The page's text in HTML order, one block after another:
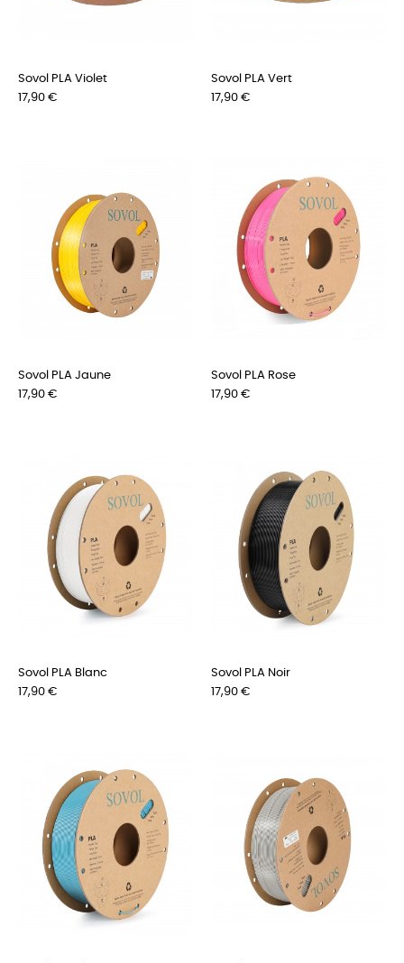
Sovol PLA Violet
Preis
17,90 €
Sovol PLA Vert
Preis
17,90 €
Sovol PLA Jaune
Preis
17,90 €
Sovol PLA Rose
Preis
17,90 €
Sovol PLA Blanc
Preis
17,90 €
Sovol PLA Noir
Preis
17,90 €